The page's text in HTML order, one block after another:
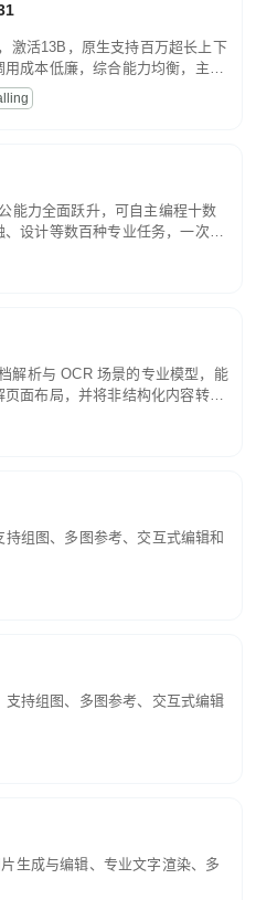
激活13B，原生支持百万超长上下
成本低廉，综合能力均衡，主打
、内容创作、基础 RAG、批量
能力全面跃升，可自主编程十数
设计等数百种专业任务，一次对
理解贯穿规划、执行与验证全流
义解析。长程任务中自主规划与
解析与 OCR 场景的专业模型，能
面布局，并将非结构化内容转换
化结果。
组图、多图参考、交互式编辑和
持组图、多图参考、交互式编辑
生成与编辑、专业文字渲染、多